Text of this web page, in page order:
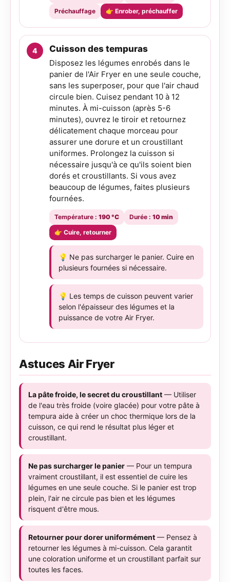
Préchauffage
👉 Enrober, préchauffer
Cuisson des tempuras
Disposez les légumes enrobés dans le
panier de l'Air Fryer en une seule couche,
sans les superposer, pour que l'air chaud
circule bien. Cuisez pendant 10 à 12
minutes. À mi-cuisson (après 5-6
minutes), ouvrez le tiroir et retournez
délicatement chaque morceau pour
assurer une dorure et un croustillant
uniformes. Prolongez la cuisson si
nécessaire jusqu'à ce qu'ils soient bien
dorés et croustillants. Si vous avez
beaucoup de légumes, faites plusieurs
fournées.
Température : 190 °C Durée : 10 min
👉 Cuire, retourner
💡 Ne pas surcharger le panier. Cuire en
plusieurs fournées si nécessaire.
💡 Les temps de cuisson peuvent varier
selon l'épaisseur des légumes et la
puissance de votre Air Fryer.
Astuces Air Fryer
La pâte froide, le secret du croustillant — Utiliser
de l'eau très froide (voire glacée) pour votre pâte à
tempura aide à créer un choc thermique lors de la
cuisson, ce qui rend le résultat plus léger et
croustillant.
Ne pas surcharger le panier — Pour un tempura
vraiment croustillant, il est essentiel de cuire les
légumes en une seule couche. Si le panier est trop
plein, l'air ne circule pas bien et les légumes
risquent d'être mous.
Retourner pour dorer uniformément — Pensez à
retourner les légumes à mi-cuisson. Cela garantit
une coloration uniforme et un croustillant parfait sur
toutes les faces.